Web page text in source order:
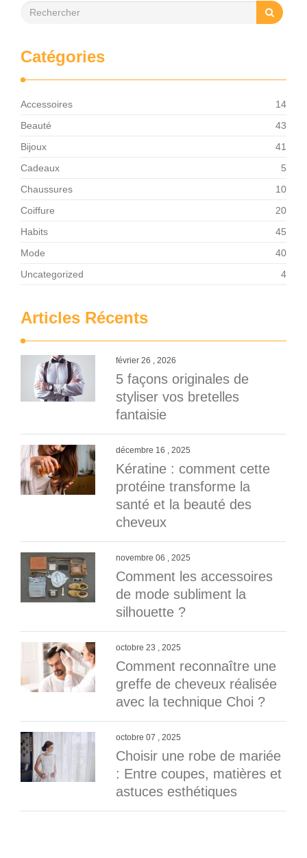
Catégories
Accessoires
14
Beauté
43
Bijoux
41
Cadeaux
5
Chaussures
10
Coiffure
20
Habits
45
Mode
40
Uncategorized
4
Articles Récents
février 26 , 2026
5 façons originales de
styliser vos bretelles
fantaisie
décembre 16 , 2025
Kératine : comment cette
protéine transforme la
santé et la beauté des
cheveux
novembre 06 , 2025
Comment les accessoires
de mode subliment la
silhouette ?
octobre 23 , 2025
Comment reconnaître une
greffe de cheveux réalisée
avec la technique Choi ?
octobre 07 , 2025
Choisir une robe de mariée
: Entre coupes, matières et
astuces esthétiques